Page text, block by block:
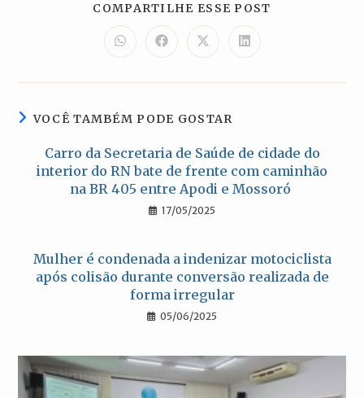
COMPARTILHE ESSE POST
Abre
em
nova
Abre
em
nova
Abre
em
nova
Abre
em
nova
VOCÊ TAMBÉM PODE GOSTAR
Carro da Secretaria de Saúde de cidade do
interior do RN bate de frente com caminhão
na BR 405 entre Apodi e Mossoró
17/05/2025
Mulher é condenada a indenizar motociclista
após colisão durante conversão realizada de
forma irregular
05/06/2025